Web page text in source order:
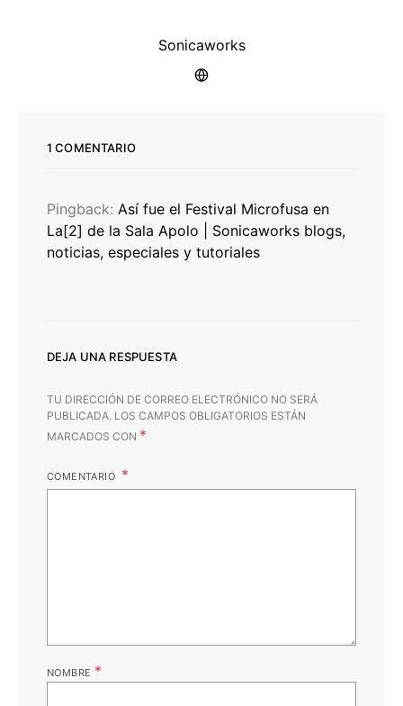
Sonicaworks
1 COMENTARIO
Pingback: Así fue el Festival Microfusa en
La[2] de la Sala Apolo | Sonicaworks blogs,
noticias, especiales y tutoriales
DEJA UNA RESPUESTA
TU DIRECCIÓN DE CORREO ELECTRÓNICO NO SERÁ
PUBLICADA. LOS CAMPOS OBLIGATORIOS ESTÁN
MARCADOS CON *
COMENTARIO
NOMBRE *